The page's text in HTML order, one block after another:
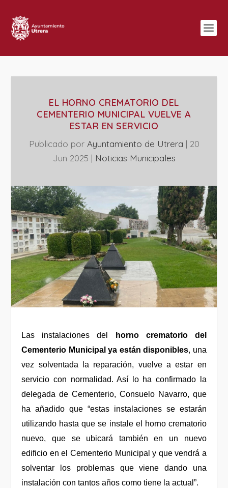
EL HORNO CREMATORIO DEL
CEMENTERIO MUNICIPAL VUELVE A
ESTAR EN SERVICIO
Publicado por Ayuntamiento de Utrera | 20
Jun 2025 | ‎Noticias Municipales
Las instalaciones del
horno crematorio del
Cementerio Municipal ya están disponibles, una
vez solventada la reparación, vuelve a estar en
servicio con normalidad. Así lo ha confirmado la
delegada de Cementerio, Consuelo Navarro, que
ha añadido que “estas instalaciones se estarán
utilizando hasta que se instale el horno crematorio
nuevo, que se ubicará también en un nuevo
edificio en el Cementerio Municipal y que vendrá a
solventar los problemas que viene dando una
instalación con tantos años como tiene la actual”.